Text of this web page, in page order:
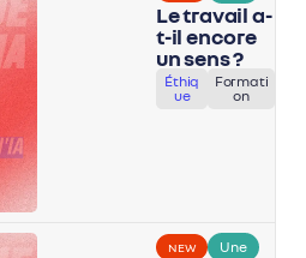
Le travail a-
t-il encore
un sens ?
Éthiq
ue
Formati
on
NEW Une